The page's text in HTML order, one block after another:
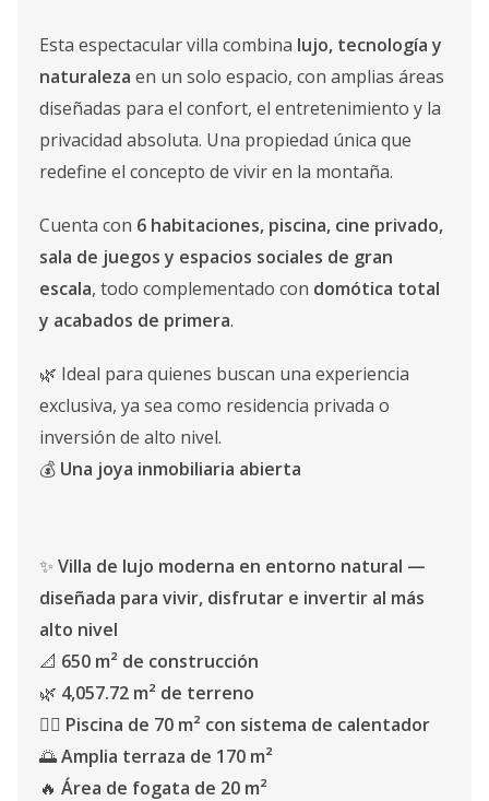
Esta espectacular villa combina lujo, tecnología y
naturaleza en un solo espacio, con amplias áreas
diseñadas para el confort, el entretenimiento y la
privacidad absoluta. Una propiedad única que
redefine el concepto de vivir en la montaña.
Cuenta con 6 habitaciones, piscina, cine privado,
sala de juegos y espacios sociales de gran
escala, todo complementado con domótica total
y acabados de primera.
🌿 Ideal para quienes buscan una experiencia
exclusiva, ya sea como residencia privada o
inversión de alto nivel.
💰 Una joya inmobiliaria abierta
✨ Villa de lujo moderna en entorno natural —
diseñada para vivir, disfrutar e invertir al más
alto nivel
📐 650 m² de construcción
🌿 4,057.72 m² de terreno
🏊‍♂️ Piscina de 70 m² con sistema de calentador
🌅Amplia terraza de 170 m²
🔥 Área de fogata de 20 m²